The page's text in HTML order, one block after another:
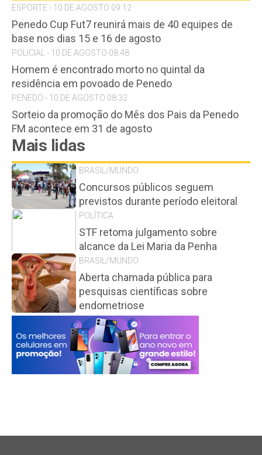
ESPORTE - 10 DE AGOSTO 09:12
Penedo Cup Fut7 reunirá mais de 40 equipes de
base nos dias 15 e 16 de agosto
POLICIAL - 10 DE AGOSTO 08:48
Homem é encontrado morto no quintal da
residência em povoado de Penedo
PENEDO - 10 DE AGOSTO 08:32
Sorteio da promoção do Mês dos Pais da Penedo
FM acontece em 31 de agosto
Mais lidas
BRASIL/MUNDO
Concursos públicos seguem
previstos durante período eleitoral
POLÍTICA
STF retoma julgamento sobre
alcance da Lei Maria da Penha
BRASIL/MUNDO
Aberta chamada pública para
pesquisas científicas sobre
endometriose